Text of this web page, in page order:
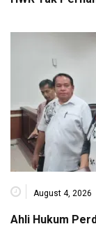
August 4, 2026
Ahli Hukum